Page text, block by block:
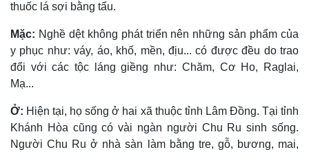
thuốc lá sợi bằng tẩu.
Mặc: Nghề dệt không phát triển nên những sản phẩm của
y phục như: váy, áo, khố, mền, địu... có được đều do trao
đổi với các tộc láng giềng như: Chăm, Cơ Ho, Raglai,
Mạ...
Ở: Hiện tại, họ sống ở hai xã thuộc tỉnh Lâm Ðồng. Tại tỉnh
Khánh Hòa cũng có vài ngàn người Chu Ru sinh sống.
Người Chu Ru ở nhà sàn làm bằng tre, gỗ, bương, mai,